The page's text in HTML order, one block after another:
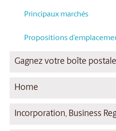
Principaux marchés
Propositions
Gagnez votre boîte
Home
Incorporation, Business